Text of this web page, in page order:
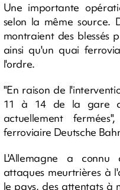
Une importante
selon la même source.
montraient des blessés
ainsi qu'un quai
l'ordre.
"En raison de
11 à 14 de la gare
actuellement
ferroviaire Deutsche
L'Allemagne a connu
attaques meurtrières à
le pays, des attentats à